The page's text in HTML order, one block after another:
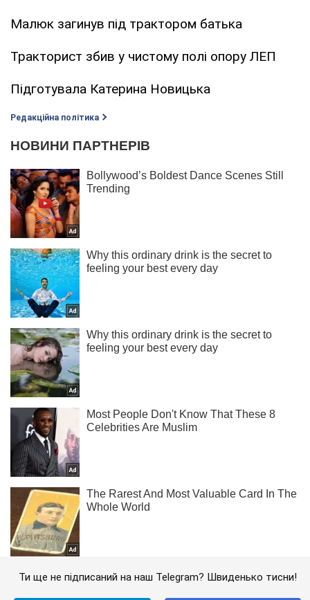
Малюк загинув під трактором батька
Тракторист збив у чистому полі опору ЛЕП
Підготувала Катерина Новицька
Редакційна політика
Ти ще не підписаний на наш Telegram? Швиденько тисни!